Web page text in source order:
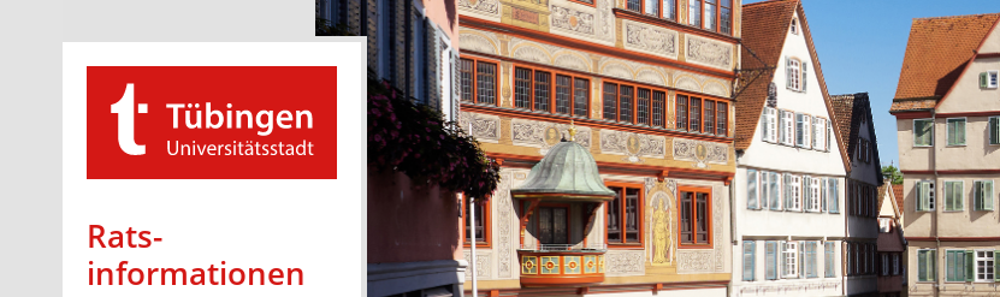
Rats­
informationen